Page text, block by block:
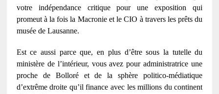
votre indépendance critique pour une exposition qui
promeut à la fois la Macronie et le CIO à travers les prêts du
musée de Lausanne.
Est ce aussi parce que, en plus d’être sous la tutelle du
ministère de l’intérieur, vous avez pour administratrice une
proche de Bolloré et de la sphère politico-médiatique
d’extrême droite qu’il finance avec les millions du continent